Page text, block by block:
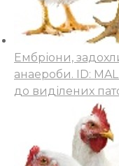
Ембріони,
анаероби. ID:
до виділених